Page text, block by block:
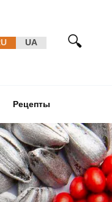
UA
Рецепты